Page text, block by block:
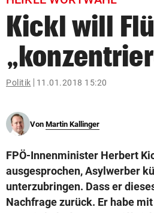
bookmark
search
Suchbegriff
eingeben
© Krone Multimedia GmbH & Co KG
Kickl will
Politik 11.01.2018 15:20
Von Martin Kallinger
FPÖ-Innenminister Herbert
ausgesprochen, Asylwerber
unterzubringen. Dass er
Nachfrage zurück. Er habe